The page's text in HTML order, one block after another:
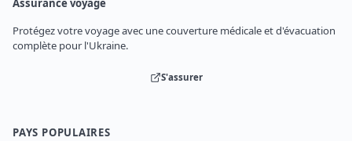
Assurance voyage
Protégez votre voyage avec une couverture médicale et d'évacuation
complète pour l'Ukraine.
S'assurer
PAYS POPULAIRES